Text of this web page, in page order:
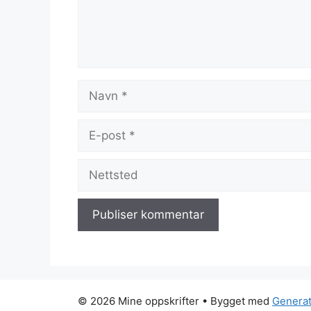
post
© 2026 Mine oppskrifter • Bygget med